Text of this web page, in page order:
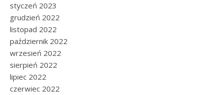
styczeń 2023
grudzień 2022
listopad 2022
październik 2022
wrzesień 2022
sierpień 2022
lipiec 2022
czerwiec 2022